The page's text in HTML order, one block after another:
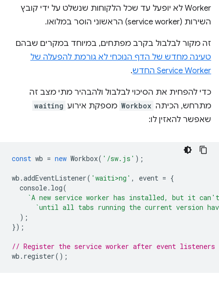
Worker לא יופעל עד שכל הלקוחות שנשלט על ידי קובץ
השירות (service worker) הראשוני הוסר במלואו.
זה מקור לבלבול בקרב מפתחים, במיוחד במקרים שבהם
טעינה מחדש של הדף הנוכחי לא גורמת להפעלה של
Service Worker החדש
.
כדי להפחית את הסיכוי לבלבול ולהבהיר מתי מצב זה
מתרחש, הכיתה Workbox מספקת אירוע waiting
שאפשר להאזין לו:
const wb = new Workbox( '/sw.js' );
wb .addEventListener( 'waiti>ng' , event = {
console. log(
`A new service worker has installed, but it
`until all tabs running the current version
);
});
// Register the service worker after event listeners
wb . register();